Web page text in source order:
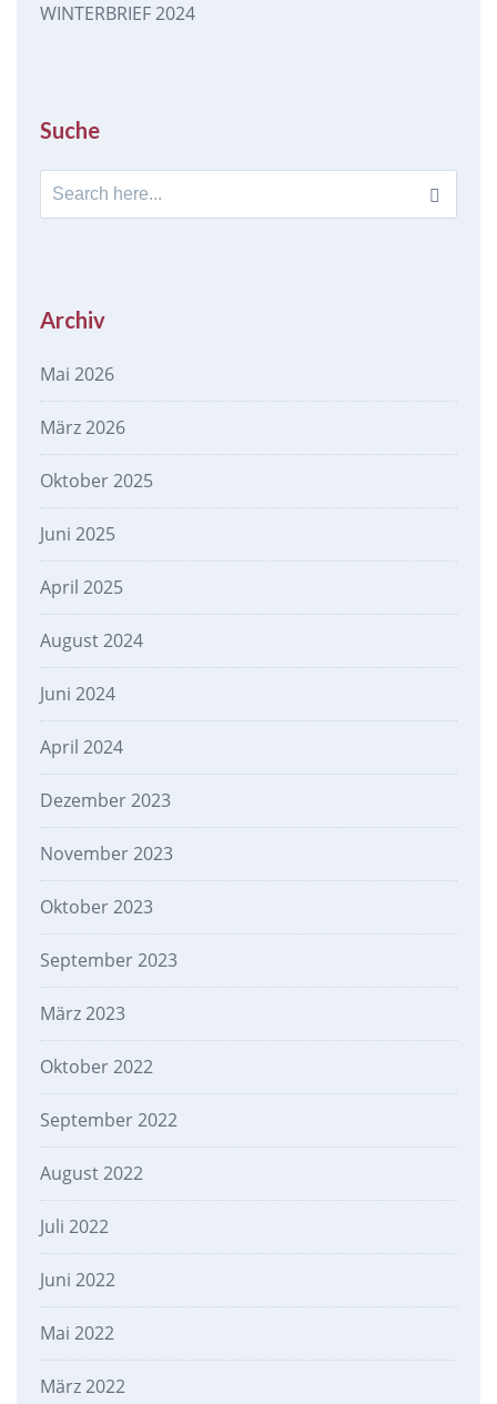
WINTERBRIEF 2024
Suche
Search
for:
Archiv
Mai 2026
März 2026
Oktober 2025
Juni 2025
April 2025
August 2024
Juni 2024
April 2024
Dezember 2023
November 2023
Oktober 2023
September 2023
März 2023
Oktober 2022
September 2022
August 2022
Juli 2022
Juni 2022
Mai 2022
März 2022